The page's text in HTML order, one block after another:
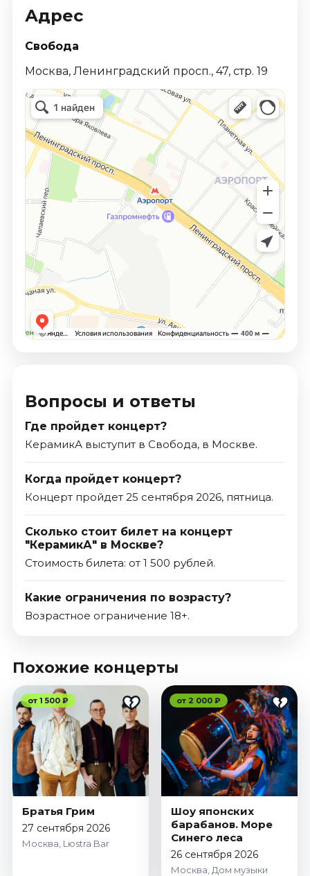
Адрес
Свобода
Москва, Ленинградский просп., 47, стр. 19
Вопросы и ответы
Где пройдет концерт?
КерамикА выступит в Свобода, в Москве.
Когда пройдет концерт?
Концерт пройдет 25 сентября 2026, пятница.
Сколько стоит билет на концерт
"КерамикА" в Москве?
Стоимость билета: от 1 500 рублей.
Какие ограничения по возрасту?
Возрастное ограничение 18+.
Похожие концерты
от 1 500 ₽
Братья Грим
27 сентября 2026
Москва, Lюstra Bar
от 2 000 ₽
Шоу японских
барабанов. Море
Синего леса
26 сентября 2026
Москва, Дом музыки